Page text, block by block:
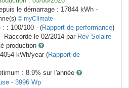
le démarrage : 17844 kWh -
© myClimate
: : 100/100 - (Rapport de performance)
Raccordé le 02/2014 par Rev Solaire
production
4054 kWh/year (Rapport de
: 8.9% sur l'année
- 3996 Wp